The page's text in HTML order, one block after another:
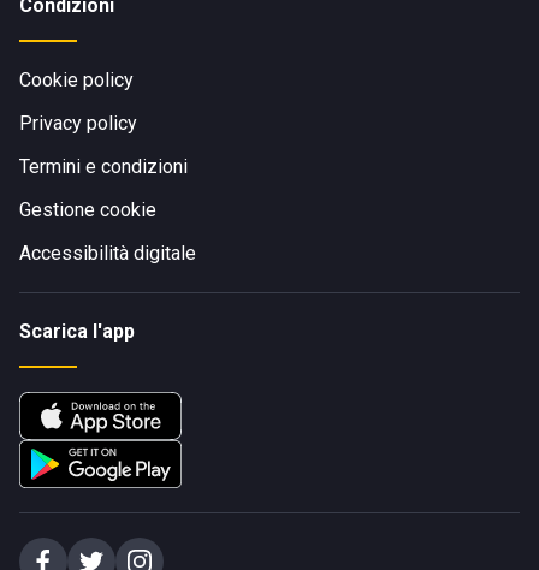
Condizioni
Cookie policy
Privacy policy
Termini e condizioni
Gestione cookie
Accessibilità digitale
Scarica l'app